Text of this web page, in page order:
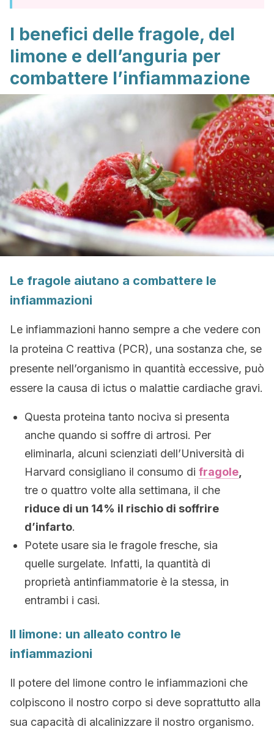
I benefici delle fragole, del
limone e dell’anguria per
combattere l’infiammazione
Le fragole aiutano a combattere le
infiammazioni
Le infiammazioni hanno sempre a che vedere con
la proteina C reattiva (PCR), una sostanza che, se
presente nell’organismo in quantità eccessive, può
essere la causa di ictus o malattie cardiache gravi.
Questa proteina tanto nociva si presenta
anche quando si soffre di artrosi. Per
eliminarla, alcuni scienziati dell’Università di
Harvard consigliano il consumo di fragole
tre o quattro volte alla settimana, il che
riduce di un 14% il rischio di soffrire
d’infarto.
Potete usare sia le fragole fresche, sia
quelle surgelate. Infatti, la quantità di
proprietà antinfiammatorie è la stessa, in
entrambi i casi.
Il limone: un alleato contro le
infiammazioni
Il potere del limone contro le infiammazioni che
colpiscono il nostro corpo si deve soprattutto alla
sua capacità di alcalinizzare il nostro organismo.